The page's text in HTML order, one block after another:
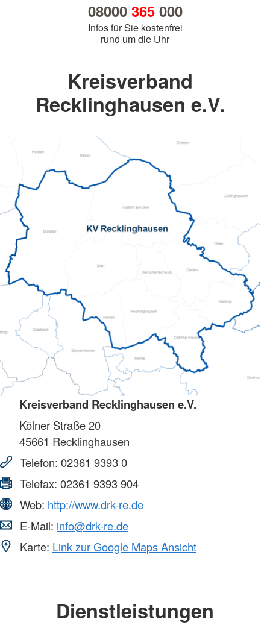
08000 365000
Infos für Sie kostenfrei
rund um die Uhr
Kreisverband
Recklinghausen e.V.
Kreisverband Recklinghausen e.V.
Kölner Straße 20
45661 Recklinghausen
Telefon: 02361 9393 0
Telefax: 02361 9393 904
Web: http://www.drk-re.de
E-Mail: info@drk-re.de
Karte: Link zur Google Maps Ansicht
Dienstleistungen